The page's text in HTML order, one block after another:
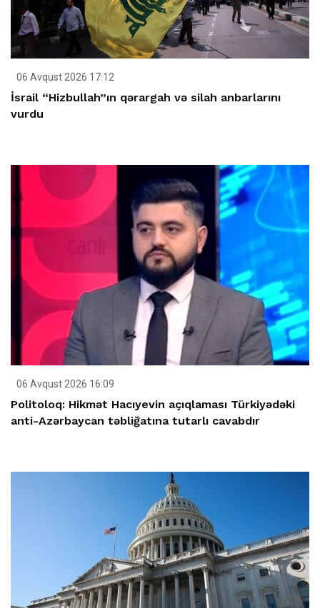
06 Avqust 2026 17:12
İsrail “Hizbullah”ın qərargah və silah anbarlarını
vurdu
06 Avqust 2026 16:09
Politoloq: Hikmət Hacıyevin açıqlaması Türkiyədəki
anti-Azərbaycan təbliğatına tutarlı cavabdır